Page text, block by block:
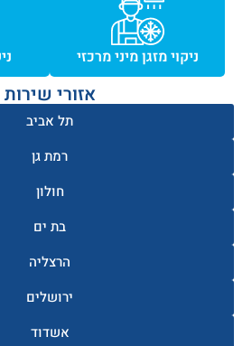
ניקוי מזגן מיני מרכזי
אזורי שירות
תל אביב
רמת גן
חולון
בת ים
הרצליה
ירושלים
אשדוד